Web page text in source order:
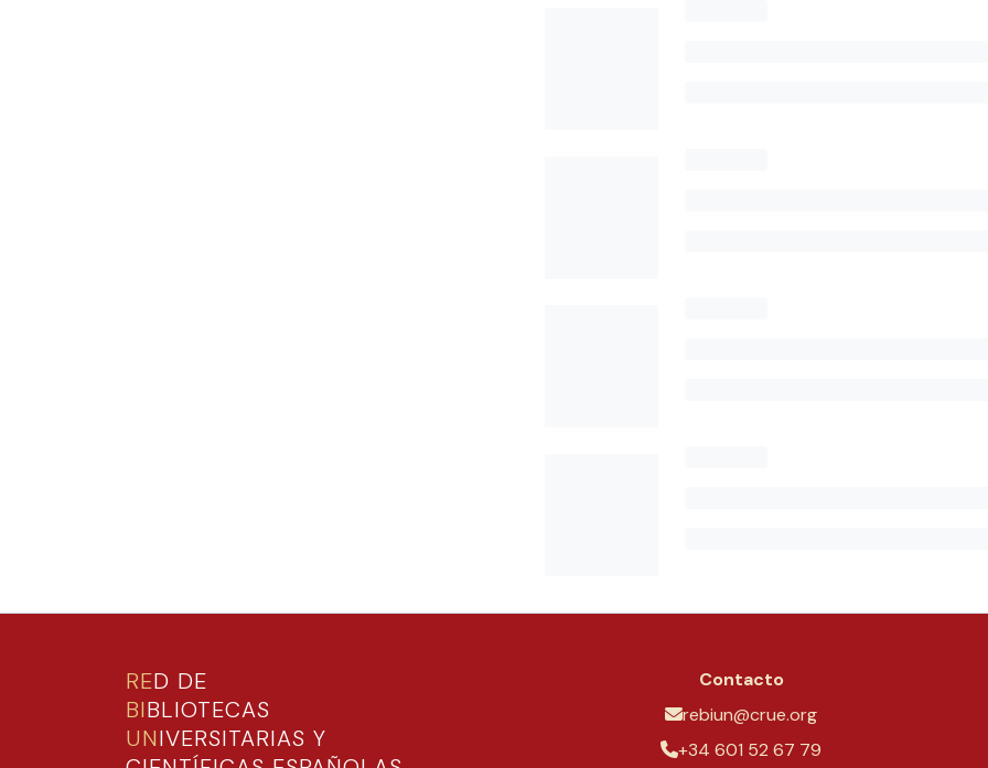
RED DE
BIBLIOTECAS
UNIVERSITARIAS Y
Contacto
rebiun@crue.org
+34 601 52 67 79